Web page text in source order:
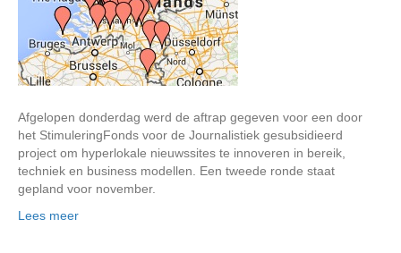
Afgelopen donderdag werd de aftrap gegeven voor een door
het StimuleringFonds voor de Journalistiek gesubsidieerd
project om hyperlokale nieuwssites te innoveren in bereik,
techniek en business modellen. Een tweede ronde staat
gepland voor november.
Lees meer